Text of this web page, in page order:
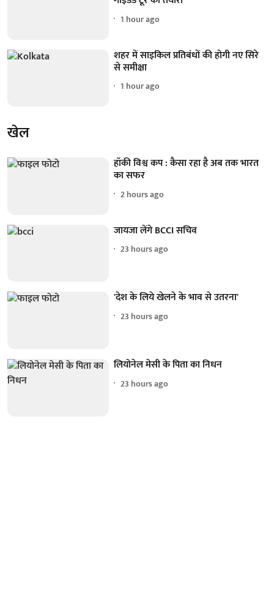
1 hour ago
शहर में साइकिल प्रतिबंधों की होगी नए सिरे
से समीक्षा
1 hour ago
खेल
हॉकी विश्व कप : कैसा रहा है अब तक भारत
का सफर
2 hours ago
जायजा लेंगे BCCI सचिव
23 hours ago
'देश के लिये खेलने के भाव से उतरना'
23 hours ago
लियोनेल मेसी के पिता का निधन
23 hours ago